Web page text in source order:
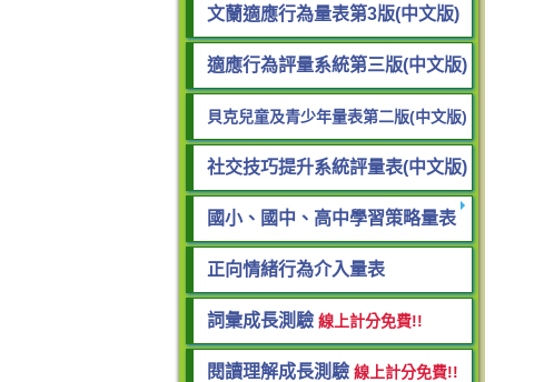
文蘭適應行為量表第3版(中文版)
適應行為評量系統第三版(中文版)
貝克兒童及青少年量表第二版(中文版)
社交技巧提升系統評量表(中文版)
國小、國中、高中學習策略量表
正向情緒行為介入量表
詞彙成長測驗 線上計分免費!!
閱讀理解成長測驗 線上計分免費!!